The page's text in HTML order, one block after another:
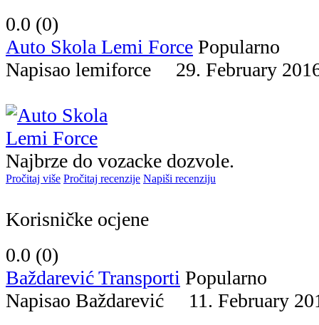
0.0 (0)
Auto Skola Lemi Force Popularno
Napisao lemiforce 29. February
Najbrze do vozacke dozvole.
Pročitaj više Pročitaj recenzije Napiši recenziju
Korisničke ocjene
0.0 (0)
Baždarević Transporti Popularno
Napisao Baždarević 11. February